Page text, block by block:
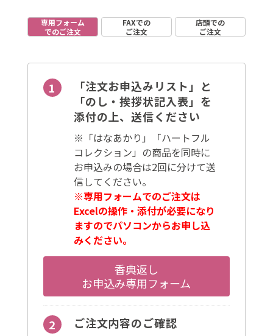
専用フォーム
でのご注文
FAXでの
ご注文
店頭での
ご注文
「注文お申込みリスト」と
「のし・挨拶状記入表」を
添付の上、送信ください
※「はなあかり」「ハートフル
コレクション」の商品を同時に
お申込みの場合は2回に分けて送
信してください。
※専用フォームでのご注文は
Excelの操作・添付が必要になり
ますのでパソコンからお申し込
みください。
香典返し
お申込み専用フォーム
ご注文内容のご確認